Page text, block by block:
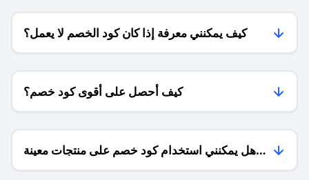
كيف يمكنني معرفة إذا كان كود الخصم لا يعمل؟
كيف أحصل على أقوى كود خصم؟
هل يمكنني استخدام كود خصم على منتجات معينة
فقط؟